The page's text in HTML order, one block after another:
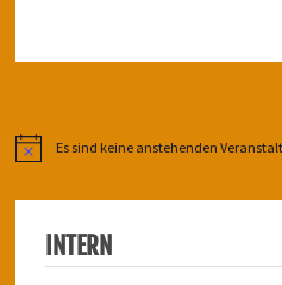
HinweisEs sind keine anstehenden
INTERN